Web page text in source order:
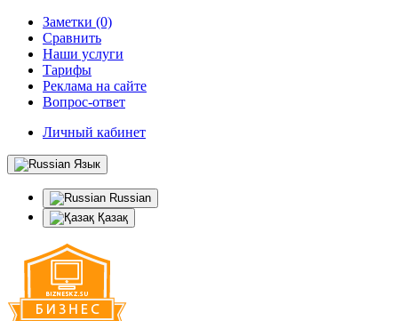
Заметки (0)
Сравнить
Наши услуги
Тарифы
Реклама на сайте
Вопрос-ответ
Личный кабинет
Язык
Russian
Қазақ